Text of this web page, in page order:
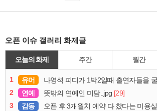
오픈 이슈 갤러리 화제글
오늘의 화제 주간 월간
1 유머 나영석 피디가 1박2일때 출연자들을
2
연예 뜻밖의 연예인 미담..jpg [29]
3
감동 오픈 후 3개월치 예약 다 찼다는 미용실